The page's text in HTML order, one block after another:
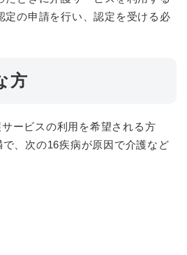
定の申請を行い、認定を受ける必
方
ービスの利用を希望される方
、次の16疾病が原因で介護など